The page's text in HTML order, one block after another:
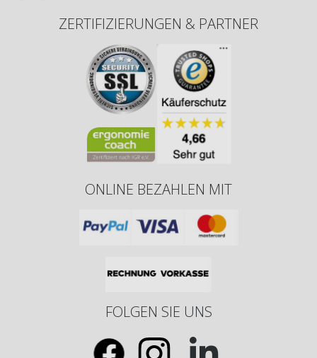
ZERTIFIZIERUNGEN & PARTNER
ONLINE BEZAHLEN MIT
FOLGEN SIE UNS